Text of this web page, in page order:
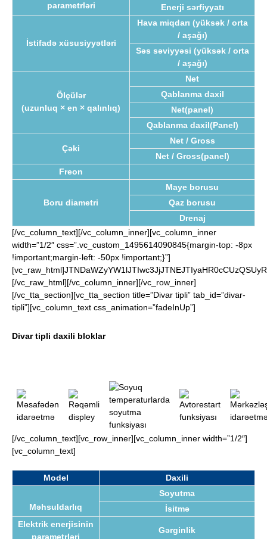
parametrləri
Enerji sərfiyyatı
İstifadə xüsusiyyətləri
Hava miqdarı (yüksək / orta
/ aşağı)
Səs səviyyəsi (yüksək / orta
/ aşağı)
Ölçülər
(uzunluq × en × qalınlıq)
Net
Qablanma daxil
Net(panel)
Qablanma daxil(Panel)
Çəki
Net / Gross
Net / Gross(panel)
Freon
Boru diametri
Maye borusu
Qaz borusu
Drenaj
[/vc_column_text][/vc_column_inner][vc_column_inner
width=”1/2″ css=”.vc_custom_1495614090845{margin-top: -8px
!important;margin-left: -50px !important;}”]
[/vc_raw_html][/vc_column_inner][/vc_row_inner]
[/vc_tta_section][vc_tta_section title=”Divar tipli” tab_id=”divar-
tipli”][vc_column_text css_animation=”fadeInUp”]
Divar tipli daxili bloklar
[/vc_column_text][vc_row_inner][vc_column_inner width=”1/2″]
[vc_column_text]
Model Daxili
Məhsuldarlıq
Soyutma
İsitmə
Elektrik enerjisinin
parametrləri
Gərginlik